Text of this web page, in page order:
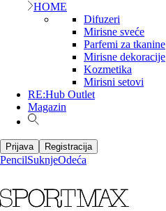
HOME
Difuzeri
Mirisne sveće
Parfemi za tkanine
Mirisne dekoracije
Kozmetika
Mirisni setovi
RE:Hub Outlet
Magazin
Prijava Registracija
PencilSuknjeOdeća